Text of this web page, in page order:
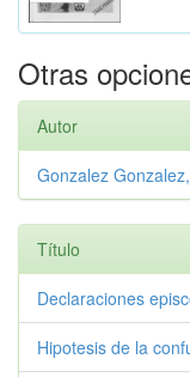
Otras
Autor
Gonzalez
Título
Declaraciones
Hipotesis de la